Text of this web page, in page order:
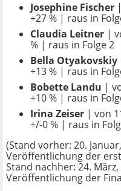
Josephine Fischer
+27 % | raus in
Claudia Leitner |
% | raus in Folge 2
Bella Otyakovskiy
+13 % | raus in
Bobette Landu |
+10 % | raus in
Irina Zeiser | von
+/-0 % | raus in
(Stand vorher: 20.
Veröffentlichung der
Stand nachher: 24.
Veröffentlichung der